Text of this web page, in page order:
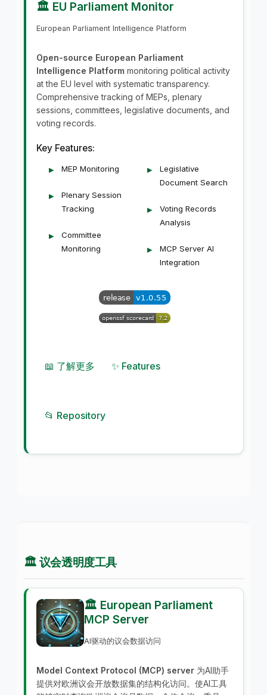
🏛️ EU Parliament Monitor
European Parliament Intelligence Platform
Open-source European Parliament
Intelligence Platform monitoring political activity
at the EU level with systematic transparency.
Comprehensive tracking of MEPs, plenary
sessions, committees, legislative documents, and
voting records.
Key Features:
MEP Monitoring
Plenary Session
Tracking
Committee
Monitoring
Legislative
Document Search
Voting Records
Analysis
MCP Server AI
Integration
📖 了解更多 ✨ Features
📂 Repository
🏛️ 议会透明度工具
🏛️ European Parliament
MCP Server
AI驱动的议会数据访问
Model Context Protocol (MCP) server 为AI助手
提供对欧洲议会开放数据集的结构化访问。使AI工具